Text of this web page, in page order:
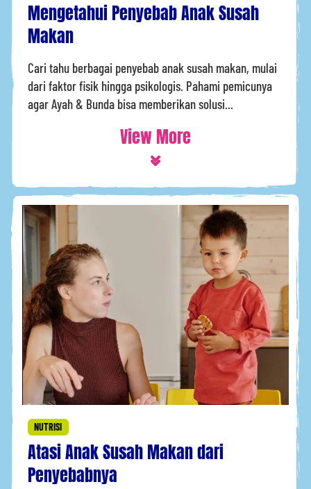
Mengetahui Penyebab Anak Susah
Makan
Cari tahu berbagai penyebab anak susah makan, mulai
dari faktor fisik hingga psikologis. Pahami pemicunya
agar Ayah & Bunda bisa memberikan solusi...
View More
NUTRISI
Atasi Anak Susah Makan dari
Penyebabnya